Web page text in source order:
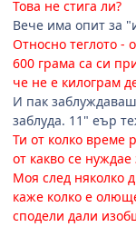
Това не стига ли?
Вече има опит за
Относно теглото -
600 грама са си
че не е килограм
И пак
заблуда. 11" еър
Ти от колко време
от какво се
Моя след няколко
каже колко е
сподели дали